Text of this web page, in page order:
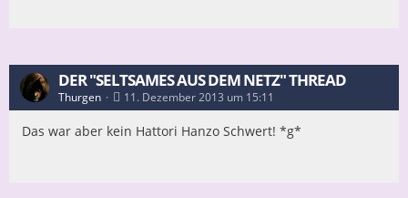
DER "SELTSAMES AUS DEM NETZ" THREAD
Thurgen 11. Dezember 2013 um 15:11
Das war aber kein Hattori Hanzo Schwert! *g*